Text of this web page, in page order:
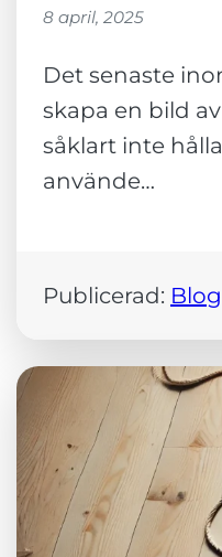
8 april, 2025
Det senaste
skapa en bild
såklart inte
använde…
Publicerad: